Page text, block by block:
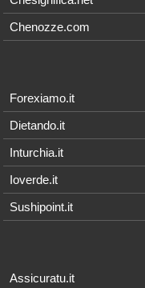
Chenozze.com
Forexiamo.it
Dietando.it
Inturchia.it
Ioverde.it
Sushipoint.it
Assicuratu.it